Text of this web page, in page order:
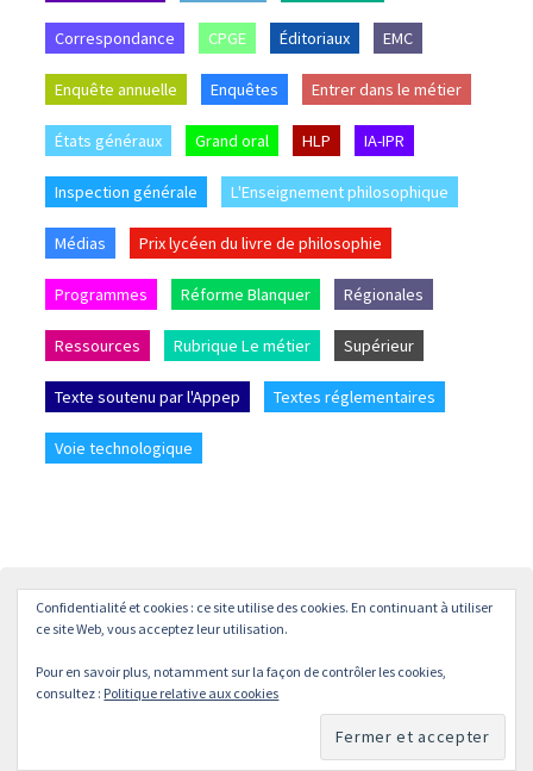
Correspondance CPGE Éditoriaux EMC
Enquête annuelle Enquêtes Entrer dans le métier
États généraux Grand oral HLP IA-IPR
Inspection générale L'Enseignement philosophique
Médias Prix lycéen du livre de philosophie
Programmes Réforme Blanquer Régionales
Ressources Rubrique Le métier Supérieur
Texte soutenu par l'Appep Textes réglementaires
Voie technologique
Accueil L’APPEP Adhésion
La revue « L’enseignement
Philosophique »
© APPEP Mentions légales
Contact
Confidentialité et cookies : ce site utilise des cookies. En continuant à utiliser
ce site Web, vous acceptez leur utilisation.
Pour en savoir plus, notamment sur la façon de contrôler les cookies,
consultez : Politique relative aux cookies